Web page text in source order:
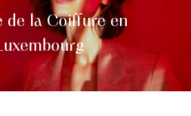
de la Coiffure en